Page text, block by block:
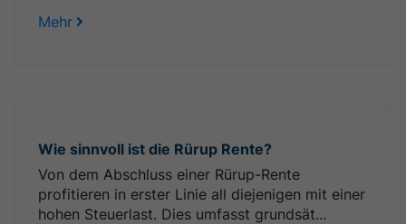
Mehr
Wie sinnvoll ist die Rürup Rente?
Von dem Abschluss einer Rürup-Rente
profitieren in erster Linie all diejenigen mit einer
hohen Steuerlast. Dies umfasst grundsät...